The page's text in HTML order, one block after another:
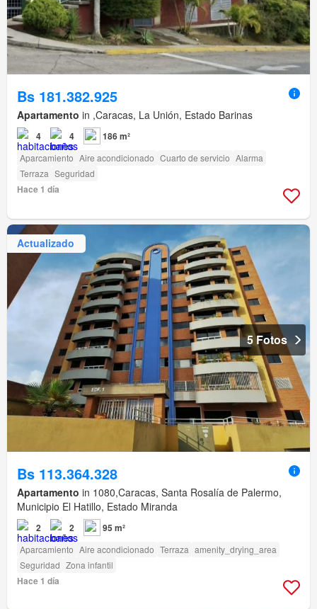
Bs 181.382.925
Apartamento in ,Caracas, La Unión, Estado Barinas
4 4 186 m²
Aparcamiento Aire acondicionado Cuarto de servicio Alarma
Terraza Seguridad
Hace 1 día
Actualizado
5 Fotos
Bs 113.364.328
Apartamento in 1080,Caracas, Santa Rosalía de Palermo,
Municipio El Hatillo, Estado Miranda
2 2 95 m²
Aparcamiento Aire acondicionado Terraza amenity_drying_area
Seguridad Zona infantil
Hace 1 día